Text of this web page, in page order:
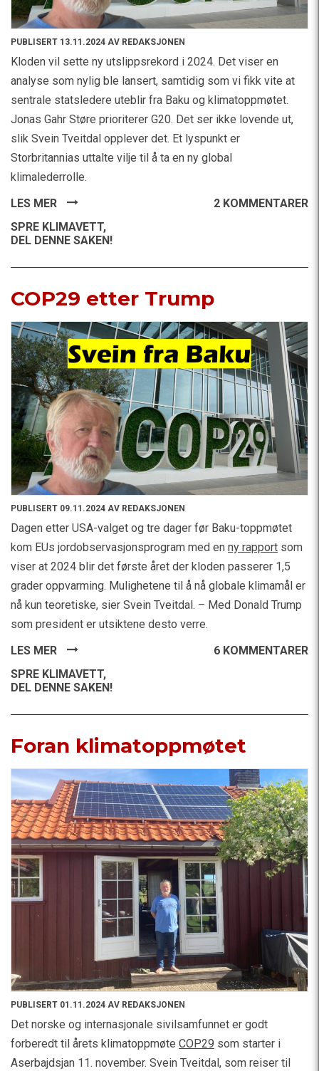
PUBLISERT 13.11.2024 AV REDAKSJONEN
Kloden vil sette ny utslippsrekord i 2024. Det viser en
analyse som nylig ble lansert, samtidig som vi fikk vite at
sentrale statsledere uteblir fra Baku og klimatoppmøtet.
Jonas Gahr Støre prioriterer G20. Det ser ikke lovende ut,
slik Svein Tveitdal opplever det. Et lyspunkt er
Storbritannias uttalte vilje til å ta en ny global
klimalederrolle.
LES MER
2 KOMMENTARER
SPRE KLIMAVETT,
DEL DENNE SAKEN!
COP29 etter Trump
PUBLISERT 09.11.2024 AV REDAKSJONEN
Dagen etter USA-valget og tre dager før Baku-toppmøtet
kom EUs jordobservasjonsprogram med en ny rapport som
viser at 2024 blir det første året der kloden passerer 1,5
grader oppvarming. Mulighetene til å nå globale klimamål er
nå kun teoretiske, sier Svein Tveitdal. – Med Donald Trump
som president er utsiktene desto verre.
LES MER
6 KOMMENTARER
SPRE KLIMAVETT,
DEL DENNE SAKEN!
Foran klimatoppmøtet
PUBLISERT 01.11.2024 AV REDAKSJONEN
Det norske og internasjonale sivilsamfunnet er godt
forberedt til årets klimatoppmøte COP29 som starter i
Aserbajdsjan 11. november. Svein Tveitdal, som reiser til